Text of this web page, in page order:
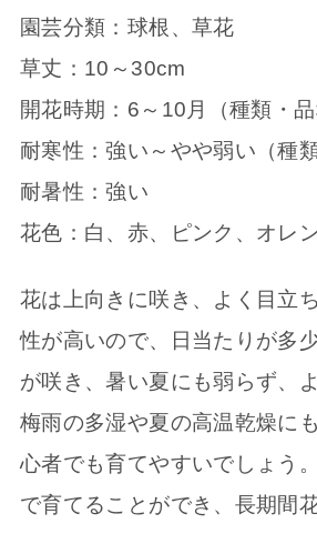
園芸分類：球根、草花
草丈：10～30cm
開花時期：6～10月（種類・品
耐寒性：強い～やや弱い（種
耐暑性：強い
花色：白、赤、ピンク、オレ
花は上向きに咲き、よく目立
性が高いので、日当たりが多
が咲き、暑い夏にも弱らず、
梅雨の多湿や夏の高温乾燥に
心者でも育てやすいでしょう
で育てることができ、長期間